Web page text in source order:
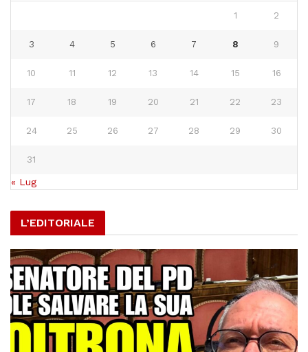
1 2
3 4 5 6 7 8 9
10 11 12 13 14 15 16
17 18 19 20 21 22 23
24 25 26 27 28 29 30
31
« Lug
L’EDITORIALE